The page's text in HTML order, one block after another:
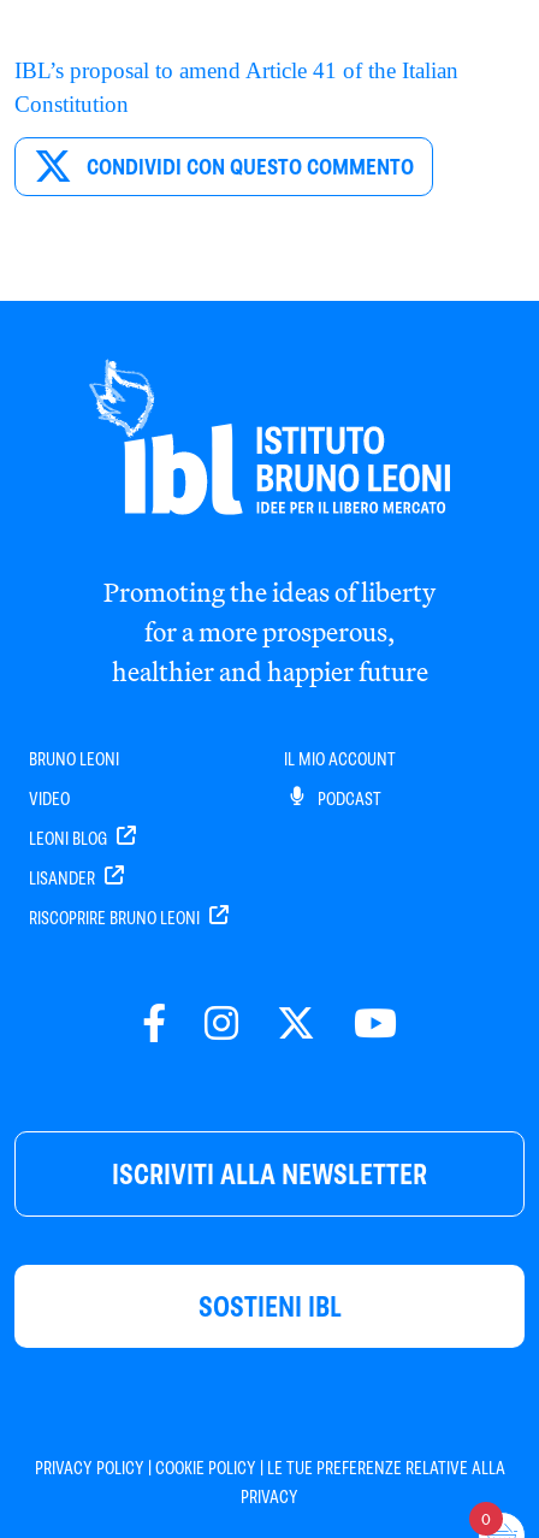
IBL’s proposal to amend Article 41 of the Italian
Constitution
CONDIVIDI CON QUESTO COMMENTO
ISCRIVITI ALLA NEWSLETTER
SOSTIENI IBL
Promoting the ideas of liberty
for a more prosperous,
healthier and happier future
BRUNO LEONI
VIDEO
LEONI BLOG
LISANDER
RISCOPRIRE BRUNO LEONI
IL MIO ACCOUNT
PODCAST
PRIVACY POLICY |COOKIE POLICY | LE TUE PREFERENZE RELATIVE ALLA
PRIVACY
0